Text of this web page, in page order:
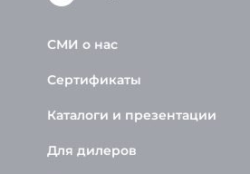
СМИ о нас
Сертификаты
Каталоги и презентации
Для дилеров